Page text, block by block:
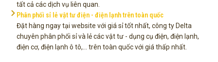
tất cả các dịch vụ liên quan.
Phân phối sỉ lẻ vật tư điện - điện lạnh trên toàn quốc
Đặt hàng ngay tại website với giá sỉ tốt nhất, công ty Delta
chuyên phân phối sỉ và lẻ các vật tư - dụng cụ điện, điện lạnh,
điện cơ, điện lạnh ô tô,... trên toàn quốc với giá thấp nhất.